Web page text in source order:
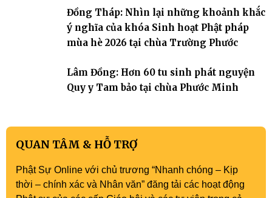
Đồng Tháp: Nhìn lại những khoảnh khắc
ý nghĩa của khóa Sinh hoạt Phật pháp
mùa hè 2026 tại chùa Trường Phước
Lâm Đồng: Hơn 60 tu sinh phát nguyện
Quy y Tam bảo tại chùa Phước Minh
QUAN TÂM & HỖ TRỢ
Phật Sự Online với chủ trương “Nhanh chóng – Kịp
thời – chính xác và Nhân văn” đăng tải các hoạt động